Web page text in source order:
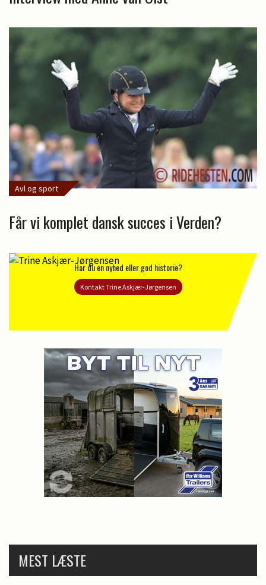
Avl og sport
Får vi komplet dansk succes i Verden?
Har du en nyhed eller god historie?
Kontakt Trine Askjær-Jørgensen
MEST LÆSTE